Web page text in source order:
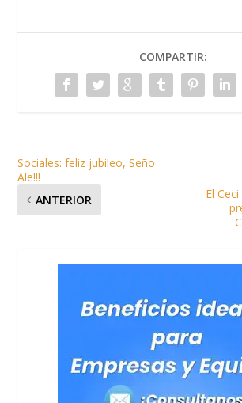
COMPARTIR:
Sociales: feliz jubileo, Seño
Ale!!!
ANTERIOR
El